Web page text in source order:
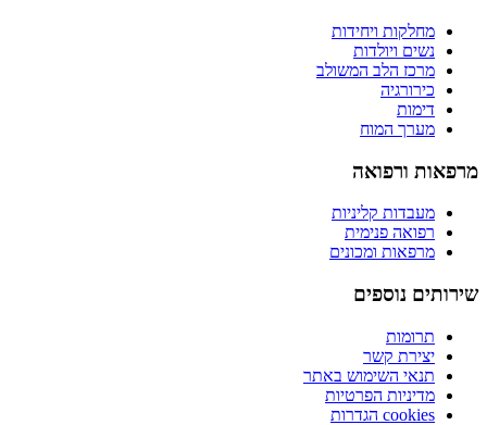
מחלקות ויחידות
נשים ויולדות
מרכז הלב המשולב
כירורגיה
דימות
מערך המוח
מרפאות ורפואה
מעבדות קליניות
רפואה פנימית
מרפאות ומכונים
שירותים נוספים
תרומות
יצירת קשר
תנאי השימוש באתר
מדיניות הפרטיות
cookies הגדרות